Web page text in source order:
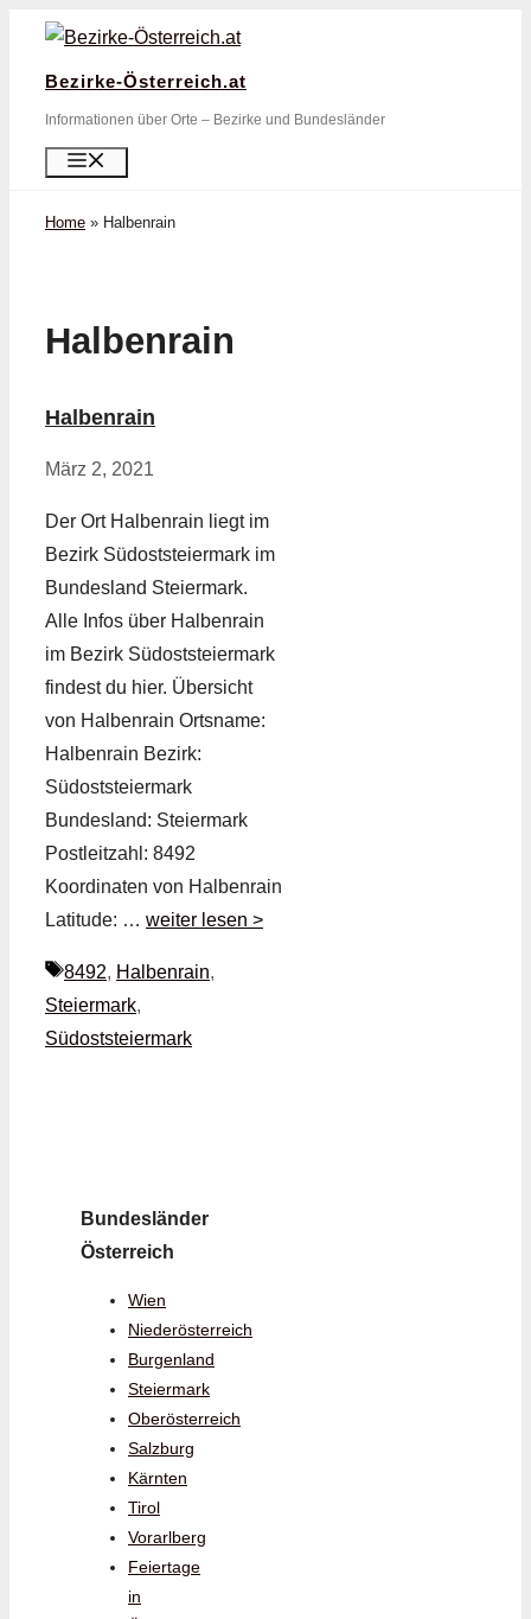
Zum
springen
Bezirke-Österreich.at
Informationen über Orte – Bezirke und Bundesländer
Home » Halbenrain
Halbenrain
Halbenrain
März 2, 2021
Der Ort Halbenrain liegt im
Bezirk Südoststeiermark im
Bundesland Steiermark.
Alle Infos über Halbenrain
im Bezirk Südoststeiermark
findest du hier. Übersicht
von Halbenrain Ortsname:
Halbenrain Bezirk:
Südoststeiermark
Bundesland: Steiermark
Postleitzahl: 8492
Koordinaten von Halbenrain
Latitude: … weiter lesen >
Schlagwörter
8492, Halbenrain,
Steiermark,
Südoststeiermark
Bundesländer
Österreich
Wien
Niederösterreich
Burgenland
Steiermark
Oberösterreich
Salzburg
Kärnten
Tirol
Vorarlberg
Feiertage
in